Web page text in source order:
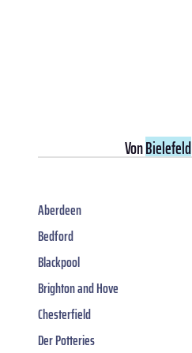
VonBielefeld
Aberdeen
Bedford
Blackpool
Brighton and Hove
Chesterfield
Der Potteries